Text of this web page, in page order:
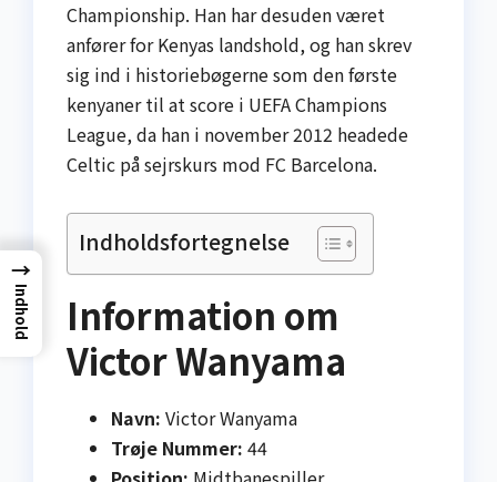
Championship. Han har desuden været
anfører for Kenyas landshold, og han skrev
sig ind i historiebøgerne som den første
kenyaner til at score i UEFA Champions
League, da han i november 2012 headede
Celtic på sejrskurs mod FC Barcelona.
Indholdsfortegnelse
Information om
Victor Wanyama
Navn: Victor Wanyama
Trøje Nummer: 44
→
Indhold